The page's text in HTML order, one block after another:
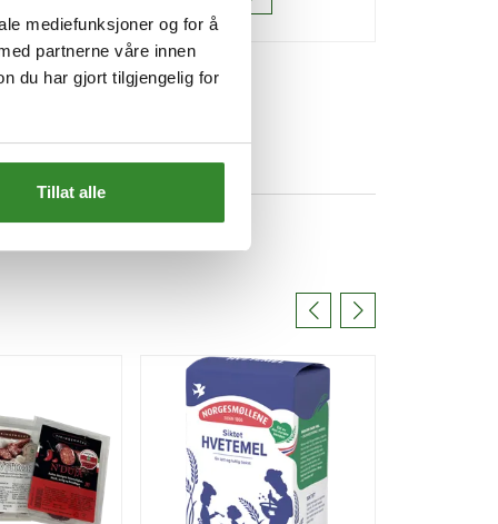
mediefunksjoner og for å
partnerne våre innen
du har gjort tilgjengelig for
Tillat alle